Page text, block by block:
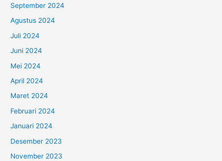
September 2024
Agustus 2024
Juli 2024
Juni 2024
Mei 2024
April 2024
Maret 2024
Februari 2024
Januari 2024
Desember 2023
November 2023